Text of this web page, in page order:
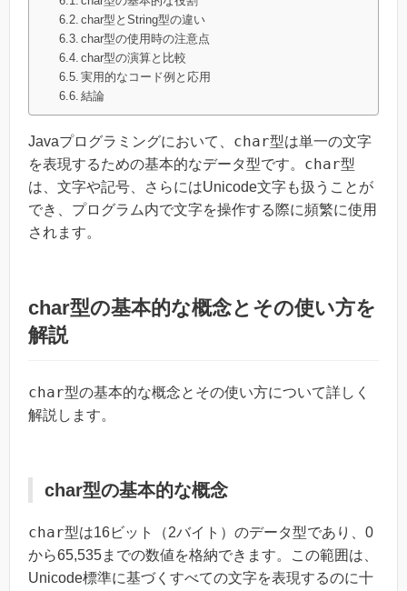
char型とString型の違い
char型の使用時の注意点
char型の演算と比較
実用的なコード例と応用
結論
Javaプログラミングにおいて、 char型は単一の文字
を表現するための基本的なデータ型です。 char型
は、文字や記号、さらにはUnicode文字も扱うことが
でき、プログラム内で文字を操作する際に頻繁に使用
されます。
char型の基本的な概念とその使い方を
解説
char型の基本的な概念とその使い方について詳しく
解説します。
char型の基本的な概念
char型は16ビット（2バイト）のデータ型であり、0
から65,535までの数値を格納できます。この範囲は、
Unicode標準に基づくすべての文字を表現するのに十